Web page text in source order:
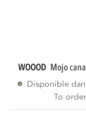
WOOOD mojo
To order